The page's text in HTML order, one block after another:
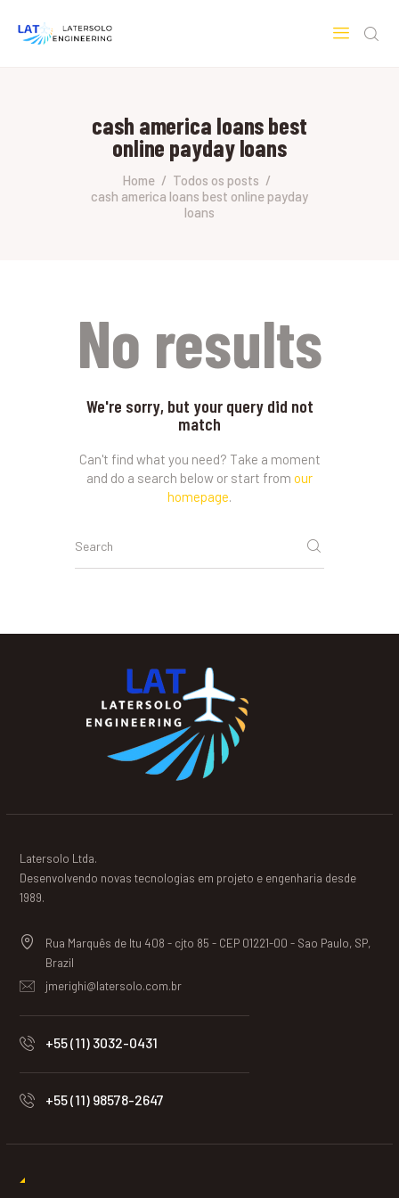
cash america loans best
online payday loans
Home
Todos os posts
cash america loans best online payday
loans
HOME
SOBRE A LATERSOLO
ENGINEERING
MERCADOS & SERVIÇOS
No results
We're sorry, but your query did not
match
Can't find what you need? Take a moment
and do a search below or start from our
homepage.
Latersolo Ltda.
Desenvolvendo novas tecnologias em projeto e engenharia desde
1989.
Rua Marquês de Itu 408 - cjto 85 - CEP 01221-00 - Sao Paulo, SP,
Brazil
jmerighi@latersolo.com.br
+55 (11) 3032-0431
+55 (11) 98578-2647